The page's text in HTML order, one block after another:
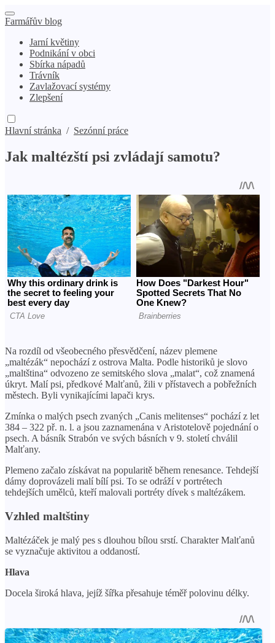
Farmářův blog
Jarní květiny
Podnikání v obci
Sbírka nápadů
Trávník
Zavlažovací systémy
Zlepšení
Hlavní stránka / Sezónní práce
Jak maltézští psi zvládají samotu?
Na rozdíl od všeobecného přesvědčení, název plemene
„maltézák“ nepochází z ostrova Malta. Podle historiků je slovo
„maltština“ odvozeno ze semitského slova „malat“, což znamená
úkryt. Malí psi, předkové Malťanů, žili v přístavech a pobřežních
městech. Byli vynikajícími lapači krys.
Zmínka o malých psech zvaných „Canis melitenses“ pochází z let
384 – 322 př. n. l. a jsou zaznamenána v Aristotelově pojednání o
psech. A básník Strabón ve svých básních v 9. století chválil
Malťany.
Plemeno začalo získávat na popularitě během renesance. Tehdejší
dámy doprovázeli malí bílí psi. To se odráží v portrétech
tehdejších umělců, kteří malovali portréty dívek s maltézákem.
Vzhled maltštiny
Maltézáček je malý pes s dlouhou bílou srstí. Charakter Malťanů
se vyznačuje aktivitou a oddaností.
Hlava
Docela široká hlava, jejíž šířka přesahuje téměř polovinu délky.